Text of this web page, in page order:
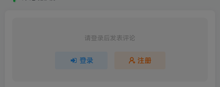
请登录后发表评论
登录 注册